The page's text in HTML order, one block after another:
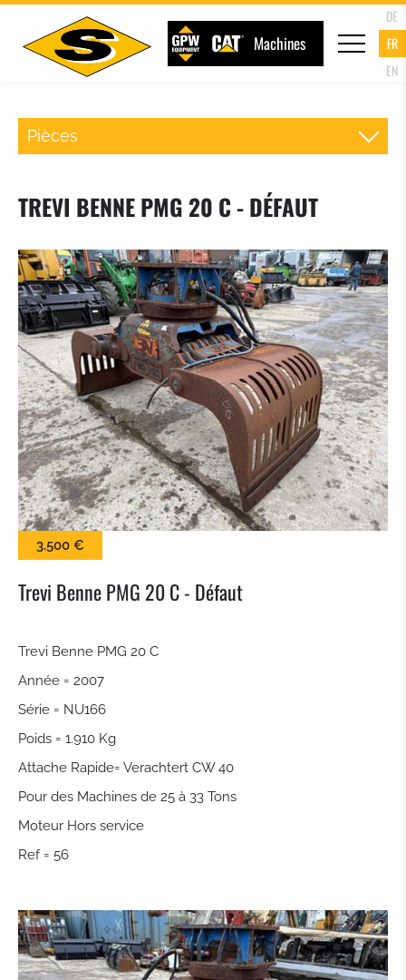
Machines
DE
FR
EN
Pièces
GODET DU CHARGEUR
GODET 4 EN 1
GODET A HAUT DEVERSEMENT
BALAI
LAME À NEIGE
PINCES À BALLES
KROKODILGEBISS PINCE
ATTACHE RAPIDE
TILTROTATEUR
GODET DE TERRASSEMENT
PLATIN POUR MARTEAU - GRAPPIN - ETC.
TREVI BENNE PMG 20 C - DÉFAUT
3.500 €
Trevi Benne PMG 20 C - Défaut
Trevi Benne PMG 20 C
Année = 2007
Série = NU166
Poids = 1.910 Kg
Attache Rapide= Verachtert CW 40
Pour des Machines de 25 à 33 Tons
Moteur Hors service
Ref = 56